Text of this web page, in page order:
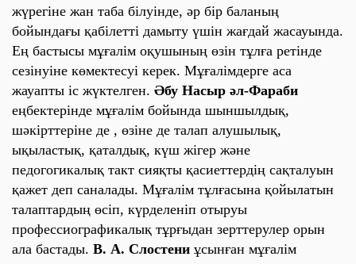
жүрегіне жан таба білуінде, әр бір баланың
бойындағы қабілетті дамыту үшін жағдай жасауында.
Ең бастысы мұғалім оқушының өзін тұлға ретінде
сезінуіне көмектесуі керек. Мұғалімдерге аса
жауапты іс жүктелген. Әбу Насыр әл-Фараби
еңбектерінде мұғалім бойында шыншылдық,
шәкірттеріне де , өзіне де талап алушылық,
ықыластық, қаталдық, күш жігер және
педогогикалық такт сияқты қасиеттердің сақталуын
қажет деп саналады. Мұғалім тұлғасына қойылатын
талаптардың өсіп, күрделеніп отыруы
профессиографикалық тұрғыдан зерттерулер орын
ала бастады. В. А. Слостени ұсынған мұғалім